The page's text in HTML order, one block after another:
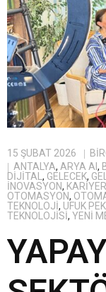
Röportajlarım
Destek
Yürüttüğüm
15 ŞUBAT 2026
ANTALYA, ARYA AI,
DIJITAL, GELECEK,
INOVASYON, KARIYER
OTOMASYON,
TEKNOLOJI, UFUK
TEKNOLOJISI, YENI